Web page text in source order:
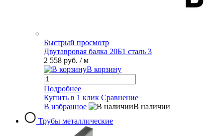
Быстрый просмотр
Двутавровая балка 20Б1 сталь 3
2 558 руб. / м
В корзину
Подробнее
Купить в 1 клик Сравнение
В избранное
В наличии
Трубы металлические